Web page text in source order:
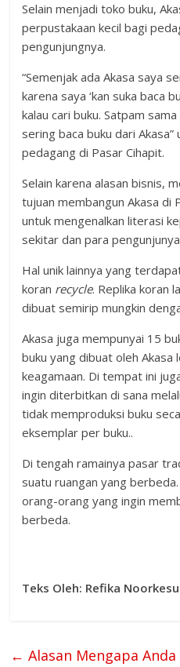
Selain menjadi toko buku,
perpustakaan kecil bagi
pengunjungnya.
“Semenjak ada Akasa saya
karena saya ‘kan suka baca
kalau cari buku. Satpam
sering baca buku dari Akasa”
pedagang di Pasar Cihapit.
Selain karena alasan bisnis,
tujuan membangun Akasa
untuk mengenalkan literasi
sekitar dan para
Hal unik lainnya yang
koran recycle. Replika koran
dibuat semirip mungkin
Akasa juga mempunyai 15
buku yang dibuat oleh
keagamaan. Di tempat ini
ingin diterbitkan di sana
tidak memproduksi buku
eksemplar per buku..
Di tengah ramainya pasar
suatu ruangan yang
orang-orang yang ingin
berbeda.
Teks Oleh: Refika
← Alasan Mengapa